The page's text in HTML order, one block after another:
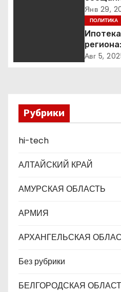
и
с
я
научный
Янв 29,
ПОЛИТИКА
планах
Авг 5,
Рубрики
hi-tech
АЛТАЙСКИЙ КРАЙ
АМУРСКАЯ ОБЛАСТЬ
АРМИЯ
АРХАНГЕЛЬСКАЯ
Без рубрики
БЕЛГОРОДСКАЯ